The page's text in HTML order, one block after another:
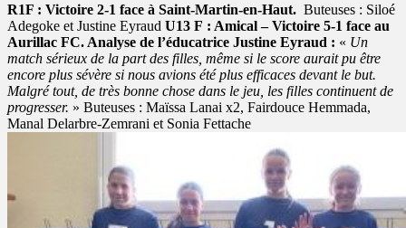
R1F : Victoire 2-1 face à Saint-Martin-en-Haut. Buteuses : Siloé
Adegoke et Justine Eyraud U13 F : Amical – Victoire 5-1 face au
Aurillac FC. Analyse de l’éducatrice Justine Eyraud : « Un
match sérieux de la part des filles, même si le score aurait pu être
encore plus sévère si nous avions été plus efficaces devant le but.
Malgré tout, de très bonne chose dans le jeu, les filles continuent de
progresser. » Buteuses : Maïssa Lanai x2, Fairdouce Hemmada,
Manal Delarbre-Zemrani et Sonia Fettache